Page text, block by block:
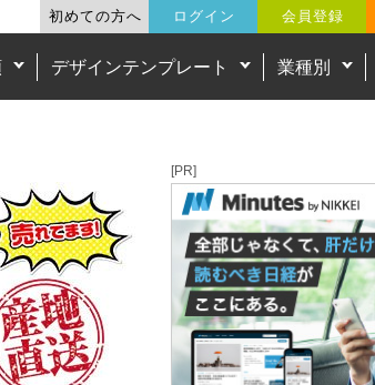
初めての方へ ログイン 会員登録
デザインテンプレート 業種別
[PR]